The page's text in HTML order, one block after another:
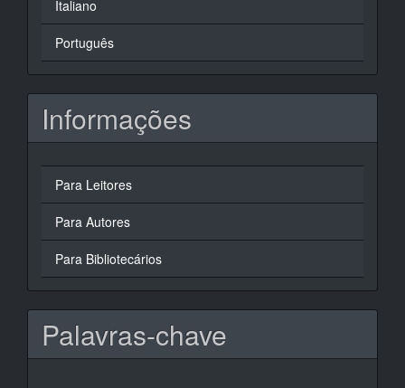
Italiano
Português
Informações
Para Leitores
Para Autores
Para Bibliotecários
Palavras-chave